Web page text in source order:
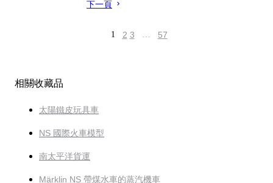
下一頁
1 2 3 … 57
相關收藏品
太陽鐵皮玩具車
NS 國際火車模型
南太平洋貨運
Märklin NS 帶煤水車的蒸汽機車